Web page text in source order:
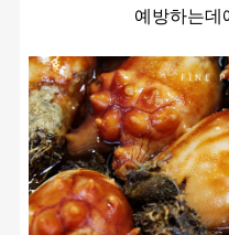
예방하는데